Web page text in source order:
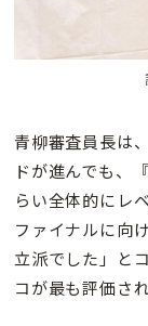
青柳審査員長は
ドが進んでも、
らい全体的にレ
ファイナルに向
立派でした」と
コが最も評価さ